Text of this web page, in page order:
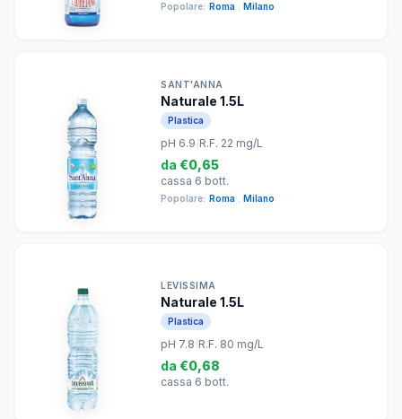
Popolare: Roma Milano
SANT'ANNA
Naturale 1.5L
Plastica
pH 6.9 R.F. 22 mg/L
da €0,65
cassa 6 bott.
Popolare: Roma Milano
LEVISSIMA
Naturale 1.5L
Plastica
pH 7.8 R.F. 80 mg/L
da €0,68
cassa 6 bott.